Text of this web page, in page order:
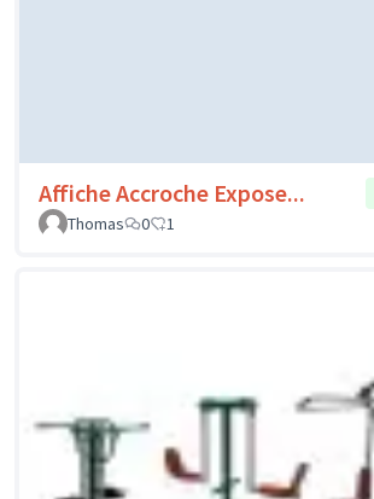
Affiche Accroche Expose...
Thomas
0 1